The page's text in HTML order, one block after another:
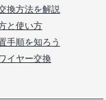
換方法を解説
と使い方
手順を知ろう
イヤー交換